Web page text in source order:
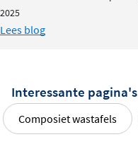
2025
Lees blog
Interessante pagina's
Composiet wastafels